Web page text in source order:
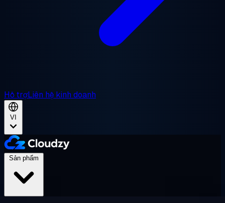
Hỗ trợLiên hệ kinh doanh
VI